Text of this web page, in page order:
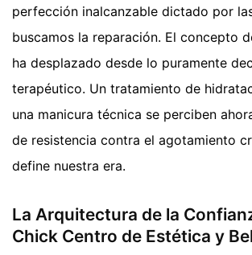
perfección inalcanzable dictado por
buscamos la reparación. El concepto
ha desplazado desde lo puramente
terapéutico. Un tratamiento de
una manicura técnica se perciben
de resistencia contra el agotamiento
define nuestra era.
La Arquitectura de la
Chick Centro de Estética y